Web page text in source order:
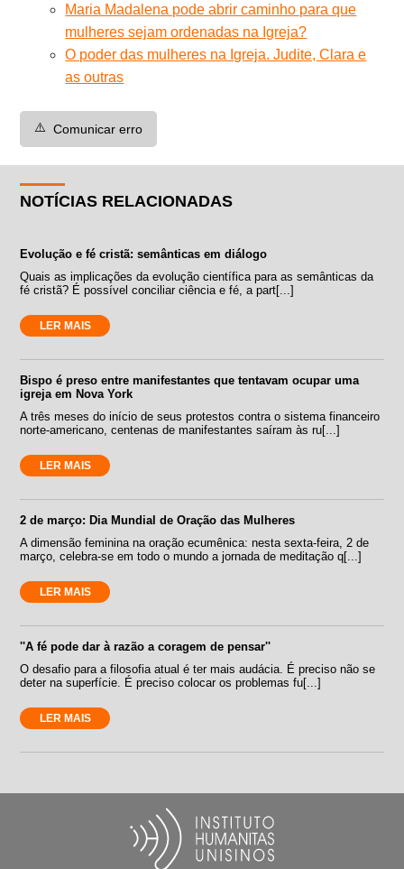
Maria Madalena pode abrir caminho para que
mulheres sejam ordenadas na Igreja?
O poder das mulheres na Igreja. Judite, Clara e
as outras
⚠️ Comunicar erro
NOTÍCIAS RELACIONADAS
Evolução e fé cristã: semânticas em diálogo
Quais as implicações da evolução científica para as semânticas da
fé cristã? É possível conciliar ciência e fé, a part[...]
LER MAIS
Bispo é preso entre manifestantes que tentavam ocupar uma
igreja em Nova York
A três meses do início de seus protestos contra o sistema financeiro
norte-americano, centenas de manifestantes saíram às ru[...]
LER MAIS
2 de março: Dia Mundial de Oração das Mulheres
A dimensão feminina na oração ecumênica: nesta sexta-feira, 2 de
março, celebra-se em todo o mundo a jornada de meditação q[...]
LER MAIS
''A fé pode dar à razão a coragem de pensar''
O desafio para a filosofia atual é ter mais audácia. É preciso não se
deter na superfície. É preciso colocar os problemas fu[...]
LER MAIS